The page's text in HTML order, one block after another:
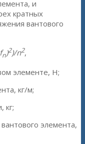
и
кратных
вантового
fn)2)/n2,
элементе, Н;
кг/м;
кг;
элемента,